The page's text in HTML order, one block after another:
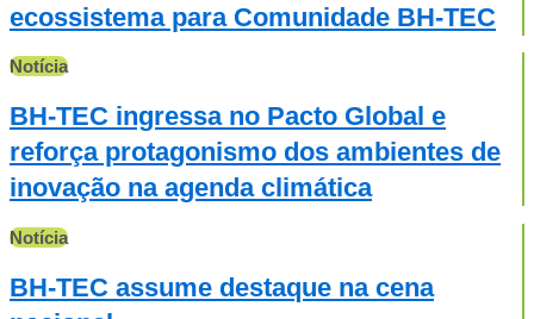
ecossistema para Comunidade BH-TEC
Notícia
BH-TEC ingressa no Pacto Global e
reforça protagonismo dos ambientes de
inovação na agenda climática
Notícia
BH-TEC assume destaque na cena